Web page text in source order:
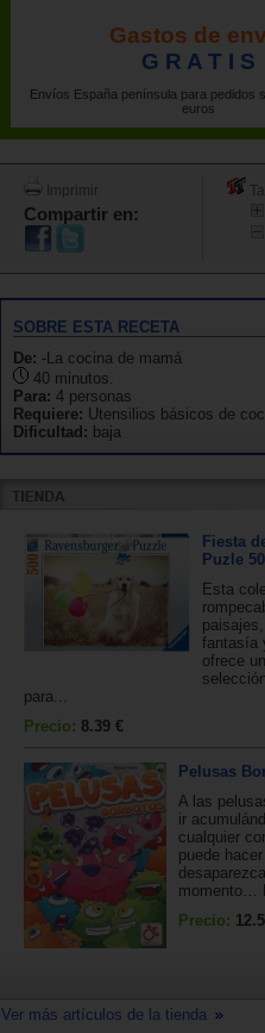
Gastos de
G R A T I S
Envíos España península para pedidos
euros
Imprimir
Compartir en:
SOBRE ESTA RECETA
De: -La cocina de mamá
40 minutos.
Para: 4 personas
Requiere: Utensilios básicos de
Dificultad: baja
Fiesta
Puzle
Esta
fantasía
ofrece
para...
Precio: 8.39 €
Pelusas
A las
ir
cualquier
puede
momento…
Precio:
Ver más artículos de la tienda